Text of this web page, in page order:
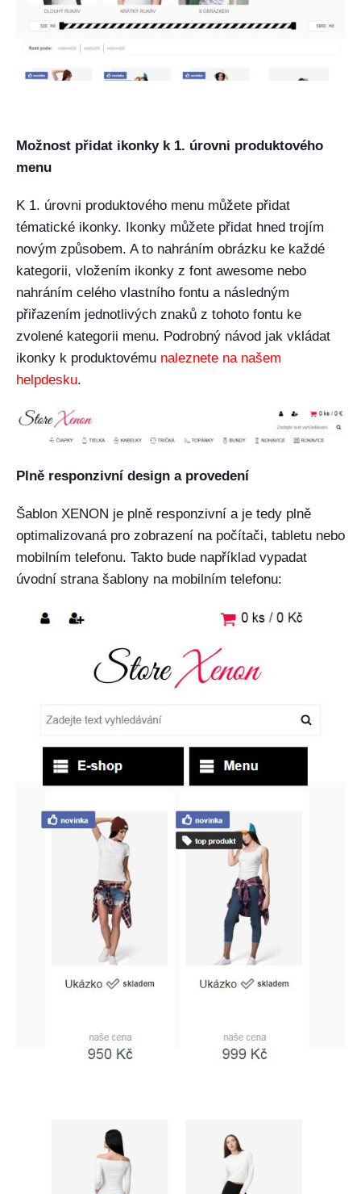
Možnost přidat ikonky k 1. úrovni produktového
menu
K 1. úrovni produktového menu můžete přidat
tématické ikonky. Ikonky můžete přidat hned trojím
novým způsobem. A to nahráním obrázku ke každé
kategorii, vložením ikonky z font awesome nebo
nahráním celého vlastního fontu a následným
přiřazením jednotlivých znaků z tohoto fontu ke
zvolené kategorii menu. Podrobný návod jak vkládat
ikonky k produktovému naleznete na našem
helpdesku.
Plně responzivní design a provedení
Šablon XENON je plně responzivní a je tedy plně
optimalizovaná pro zobrazení na počítači, tabletu nebo
mobilním telefonu. Takto bude například vypadat
úvodní strana šablony na mobilním telefonu: